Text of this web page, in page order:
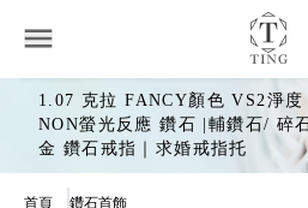
1.07 克拉 FANCY顏色 VS2淨
NON螢光反應 鑽石 |輔鑽石/ 碎
金 鑽石戒指｜求婚戒指托
首頁 鑽石首飾